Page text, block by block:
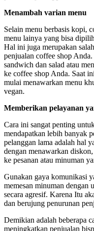
Menambah varian menu
Selain menu berbasis kopi,
menu lainya yang bisa
Hal ini juga merupakan
penjualan coffee shop
sandwich dan salad atau
ke coffee shop Anda. Saat
mulai menawarkan menu
vegan.
Memberikan pelayanan
Cara ini sangat penting
mendapatkan lebih banyak
pelanggan lama adalah hal
dengan menawarkan
ke pesanan atau minuman
Gunakan gaya komunikasi
memesan minuman dengan
secara agresif. Karena Itu
dan berujung penurunan
Demikian adalah beberapa
meningkatkan penjualan